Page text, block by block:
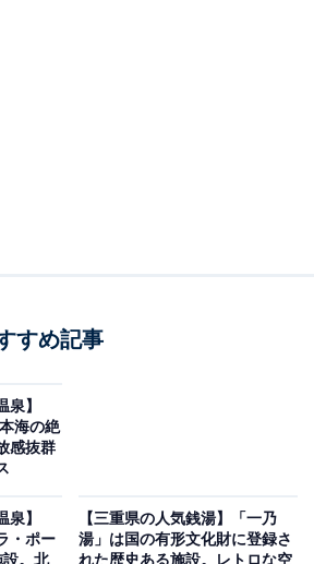
すめ記事
泉】
海の絶
感抜群
泉】
・ポー
設。北
【三重県の人気銭湯】「一乃
湯」は国の有形文化財に登録さ
れた歴史ある施設。レトロな空